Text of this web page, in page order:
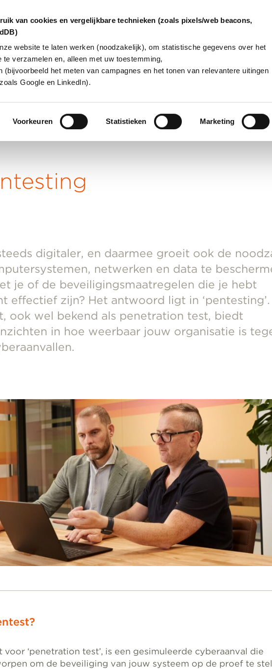
van cookies en vergelijkbare technieken (zoals pixels/web beacons,
website te laten werken (noodzakelijk), om statistische gegevens over het
verzamelen en, alleen met uw toestemming,
(bijvoorbeeld het meten van campagnes en het tonen van relevantere uitingen
Google en LinkedIn).
Voorkeuren Statistieken Marketing
OVER ONS KLANTCASES BLOG
digitaler, en daarmee groeit ook de
netwerken en data te
je of de beveiligingsmaatregelen die je hebt
effectief zijn? Het antwoord ligt in ‘pentesting’.
ook wel bekend als penetration test, biedt
in hoe weerbaar jouw organisatie is
voor ‘penetration test’, is een gesimuleerde cyberaanval die
om de beveiliging van jouw systeem op de proef te